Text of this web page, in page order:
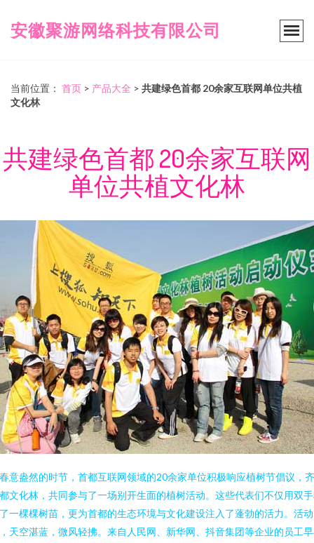
安徽聚游网络科技有限公司
当前位置： 首页 > 产品大全 > 共建绿色首都 20余家互联网单位共植
文化林
共建绿色首都 20余家互联网
单位共植文化林
意盎然的时节，首都互联网领域的20余家单位积极响应植树节倡议，
文化林，共同参与了一场别开生面的植树活动。这些代表们不仅用双
一棵棵树苗，更为首都的生态环境与文化建设注入了蓬勃的活力。活
天空湛蓝，微风轻拂。来自人民网、新华网、抖音集团等企业的员工